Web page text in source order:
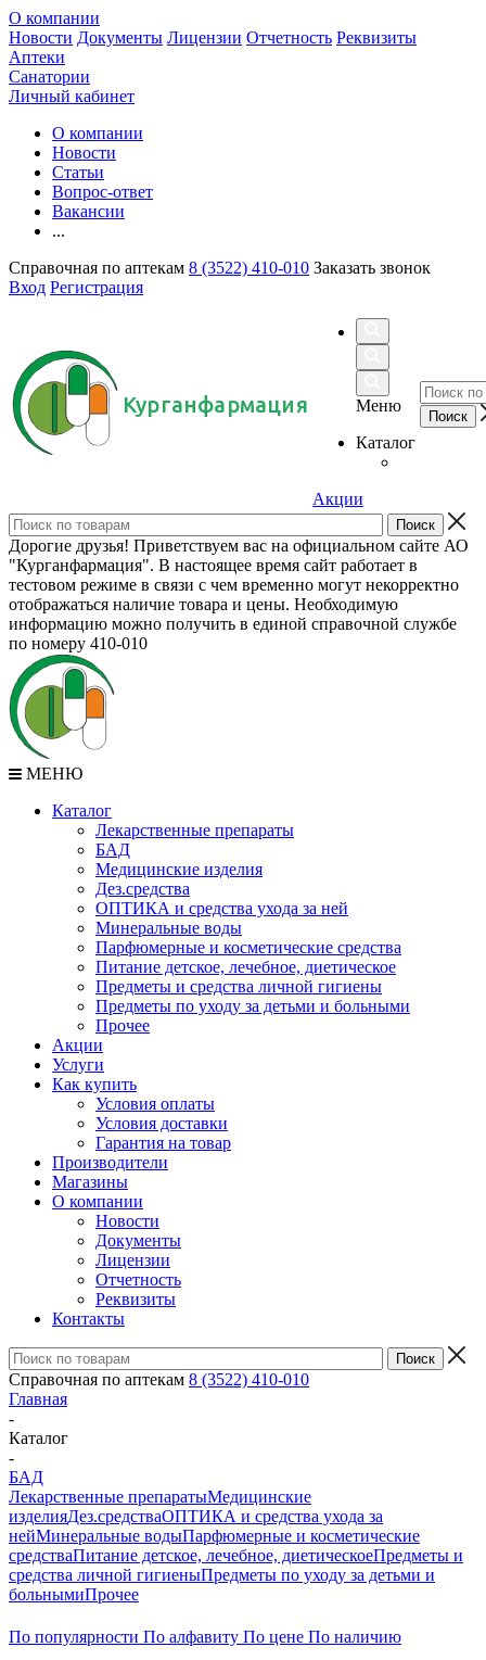
О компании
Новости Документы Лицензии Отчетность Реквизиты
Аптеки
Санатории
Личный кабинет
О компании
Новости
Статьи
Вопрос-ответ
Вакансии
...
Справочная по аптекам 8 (3522) 410-010 Заказать звонок
Вход Регистрация
Курганфармация
Меню
Каталог
Акции
Дорогие друзья! Приветствуем вас на официальном сайте АО
"Курганфармация". В настоящее время сайт работает в
тестовом режиме в связи с чем временно могут некорректно
отображаться наличие товара и цены. Необходимую
информацию можно получить в единой справочной службе
по номеру 410-010
МЕНЮ
Каталог
Лекарственные препараты
БАД
Медицинские изделия
Дез.средства
ОПТИКА и средства ухода за ней
Минеральные воды
Парфюмерные и косметические средства
Питание детское, лечебное, диетическое
Предметы и средства личной гигиены
Предметы по уходу за детьми и больными
Прочее
Акции
Услуги
Как купить
Условия оплаты
Условия доставки
Гарантия на товар
Производители
Магазины
О компании
Новости
Документы
Лицензии
Отчетность
Реквизиты
Контакты
Справочная по аптекам 8 (3522) 410-010
Главная
-
Каталог
-
БАД
Лекарственные препаратыМедицинские
изделияДез.средстваОПТИКА и средства ухода за
нейМинеральные водыПарфюмерные и косметические
средстваПитание детское, лечебное, диетическоеПредметы и
средства личной гигиеныПредметы по уходу за детьми и
больнымиПрочее
По популярности По алфавиту По цене По наличию